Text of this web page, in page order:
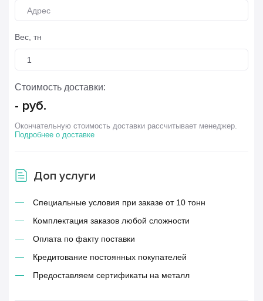
Вес, тн
Стоимость доставки:
- руб.
Окончательную стоимость доставки рассчитывает менеджер.
Подробнее о доставке
Доп услуги
Специальные условия при заказе от 10 тонн
Комплектация заказов любой сложности
Оплата по факту поставки
Кредитование постоянных покупателей
Предоставляем сертификаты на металл